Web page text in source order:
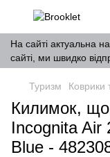
На сайті актуальна
сайті, ми швидко
Туризм Коврики
Килимок, що
Incognita Air
Blue -